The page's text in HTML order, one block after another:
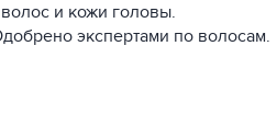
и кожи головы.
экспертами по волосам.